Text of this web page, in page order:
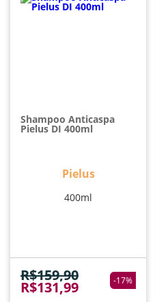
Shampoo Anticaspa
Pielus DI 400ml
Pielus
400ml
R$159,90
R$131,99 -17%